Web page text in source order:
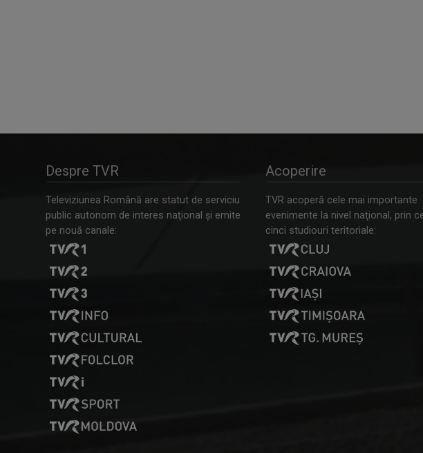
Despre TVR
Televiziunea Română are statut de serviciu
public autonom de interes naţional şi emite
pe nouă canale:
Acoperire
TVR acoperă cele mai importante
evenimente la nivel naţional, prin
cinci studiouri teritoriale: